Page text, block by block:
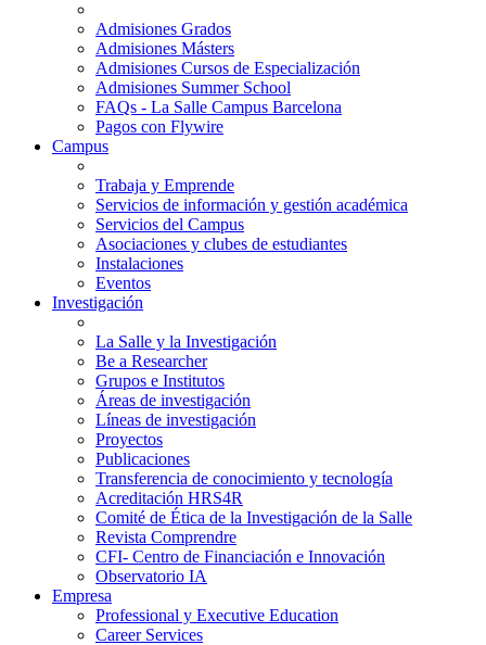
Admisiones Grados
Admisiones Másters
Admisiones Cursos de Especialización
Admisiones Summer School
FAQs - La Salle Campus Barcelona
Pagos con Flywire
Campus
Trabaja y Emprende
Servicios de información y gestión académica
Servicios del Campus
Asociaciones y clubes de estudiantes
Instalaciones
Eventos
Investigación
La Salle y la Investigación
Be a Researcher
Grupos e Institutos
Áreas de investigación
Líneas de investigación
Proyectos
Publicaciones
Transferencia de conocimiento y tecnología
Acreditación HRS4R
Comité de Ética de la Investigación de la Salle
Revista Comprendre
CFI- Centro de Financiación e Innovación
Observatorio IA
Empresa
Professional y Executive Education
Career Services